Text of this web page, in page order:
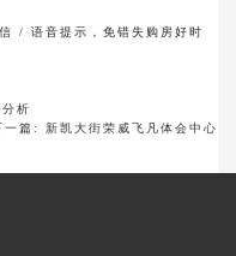
/ 语音提示，免错失购房好时
析
一篇: 新凯大街荣威飞凡体会中心